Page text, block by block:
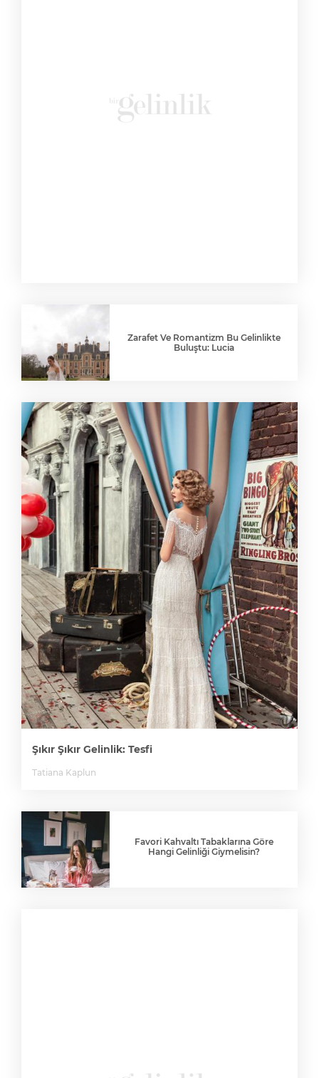
Zarafet Ve Romantizm Bu Gelinlikte
Buluştu: Lucia
Şıkır Şıkır Gelinlik: Tesfi
Tatiana Kaplun
Favori Kahvaltı Tabaklarına Göre
Hangi Gelinliği Giymelisin?